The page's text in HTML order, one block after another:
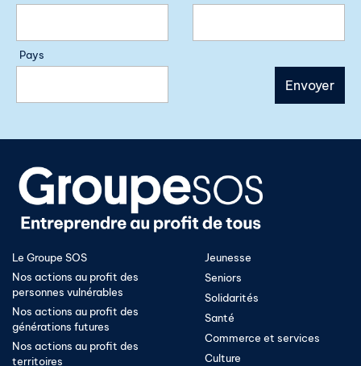
Pays
Le Groupe SOS
Nos actions au profit des
personnes vulnérables
Nos actions au profit des
générations futures
Nos actions au profit des
territoires
Jeunesse
Seniors
Solidarités
Santé
Commerce et services
Culture